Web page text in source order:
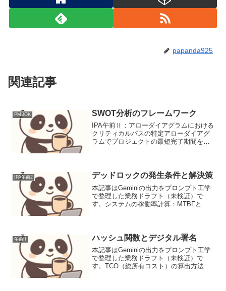
papanda925
関連記事
PMBOK SWOT分析のフレームワーク
IPA午前Ⅱ：アローダイアグラムにおける
クリティカルパスの特定アローダイアグ
ラムでプロジェクトの最短完了期間を決
ドラフト（...
IPA午前2 デッドロックの発生条件と解決策
本記事はGeminiの出力をプロンプト工学
で整理した業務ドラフト（未検証）で
す。システムの稼働率計算：MTBFと
る。これはシス...
午前II ハッシュ関数とデジタル署名
本記事はGeminiの出力をプロンプト工学
で整理した業務ドラフト（未検証）で
す。TCO（総所有コスト）の算出方法と